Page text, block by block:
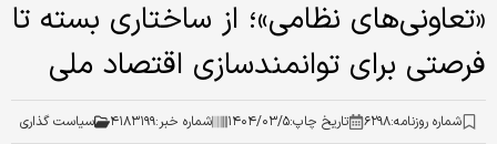
«تعاونی‌های نظامی»؛ از ساختاری بسته تا
فرصتی برای توانمندسازی اقتصاد ملی
شماره روزنامه:۶۲۹۸ تاریخ چاپ:۱۴۰۴/۰۳/۵ شماره خبر:۴۱۸۳۱۹۹ سیاست گذاری